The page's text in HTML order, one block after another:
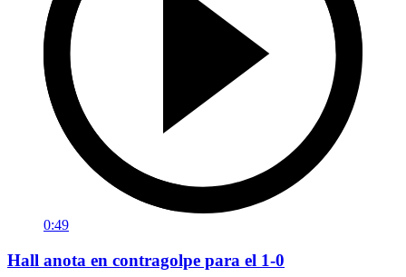
0:49
Hall anota en contragolpe para el 1-0